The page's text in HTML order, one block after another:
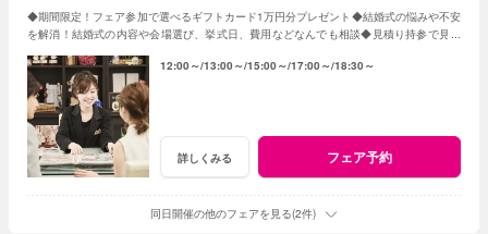
◆期間限定！フェア参加で選べるギフトカード1万円分プレゼント◆結婚式の悩みや不安
を解消！結婚式の内容や会場選び、挙式日、費用などなんでも相談◆見積り持参で見積
12:00～ 13:00～ 15:00～ 17:00～ 18:30～
詳しくみる フェア予約
同日開催の他のフェアを見る(2件)